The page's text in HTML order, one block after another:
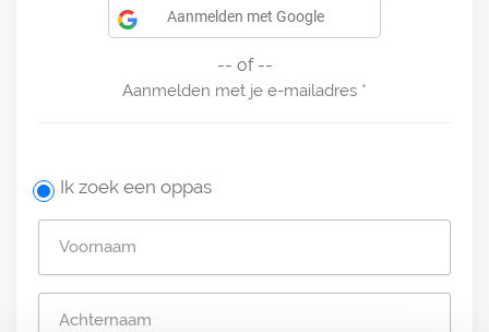
Aanmelden met Google
-- of --
Aanmelden met je e-mailadres
Ik zoek een oppas